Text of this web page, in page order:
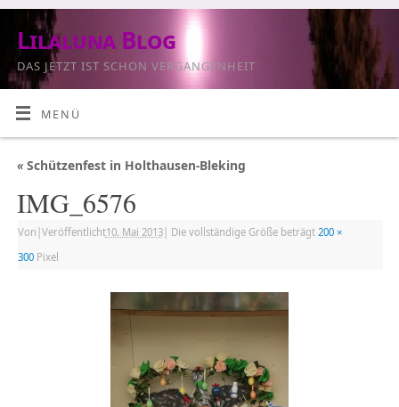
Lilaluna Blog
DAS JETZT IST SCHON VERGANGENHEIT
MENÜ
«Schützenfest in Holthausen-Bleking
IMG_6576
Von Veröffentlicht10. Mai 2013| Die vollständige Größe beträgt 200 ×
300Pixel